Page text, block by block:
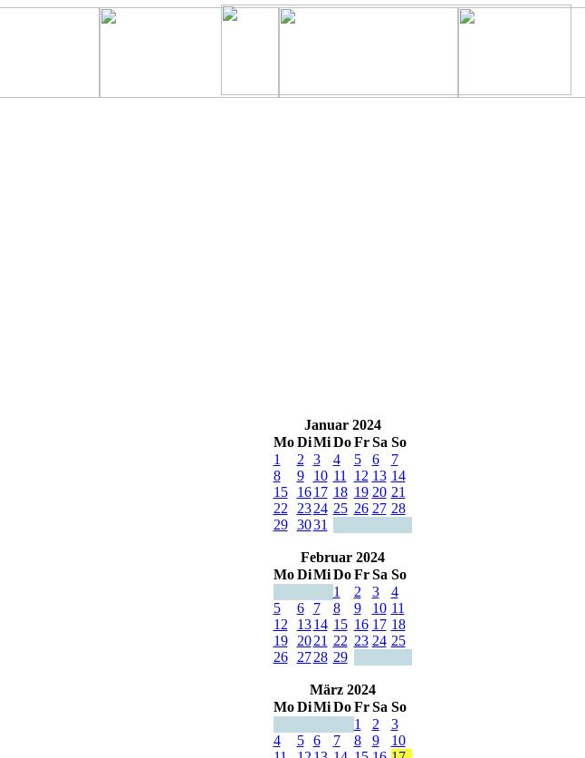
Januar 2024
Mo DiMi Do Fr Sa So
1
2 3 4 5 6
7
8
9 10 11 12 13 14
15
16 17 18 19 20 21
22
23 24 25 26 27 28
29
3031
Februar 2024
Mo DiMi Do Fr Sa So
1
2 3
4
5
6 7 8 9 10 11
12
13 14 15 16 17 18
19
20 21 22 23 24 25
26
27 28 29
März 2024
Mo DiMi Do Fr Sa So
1
2
3
4
5 6 7 8 9
10